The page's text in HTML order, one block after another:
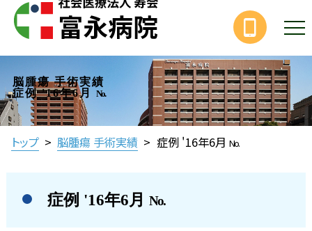
脳腫瘍 手術実績
症例 '16年6月
No.
トップ > 脳腫瘍 手術実績 > 症例 '16年6月 No.
症例 '16年6月 No.